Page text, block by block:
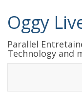
Oggy
Parallel
Technology and